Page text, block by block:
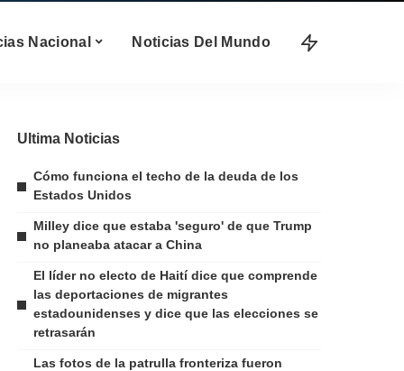
Nacional Noticias Del Mundo
Ultima Noticias
Cómo funciona el techo de la deuda de los
Estados Unidos
Milley dice que estaba 'seguro' de que Trump
no planeaba atacar a China
El líder no electo de Haití dice que comprende
las deportaciones de migrantes
estadounidenses y dice que las elecciones se
retrasarán
Las fotos de la patrulla fronteriza fueron